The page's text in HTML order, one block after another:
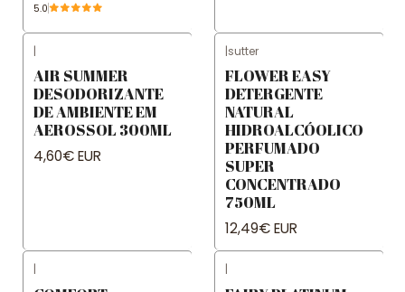
5.0
|
AIR SUMMER
DESODORIZANTE
DE AMBIENTE EM
AEROSSOL 300ML
4,60€ EUR
|sutter
FLOWER EASY
DETERGENTE
NATURAL
HIDROALCÓOLICO
PERFUMADO
SUPER
CONCENTRADO
750ML
12,49€ EUR
| |